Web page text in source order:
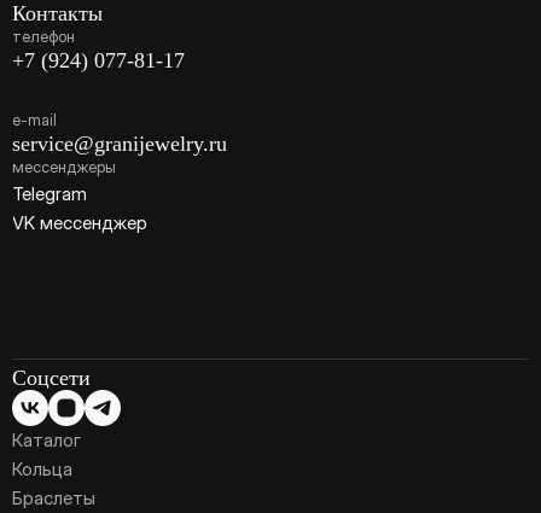
Контакты
телефон
+7 (924) 077-81-17
e-mail
service@granijewelry.ru
мессенджеры
Telegram
VK мессенджер
Соцсети
Каталог
Кольца
Браслеты